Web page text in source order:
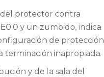
protector contra
y un zumbido, indica
de protección
inapropiada.
y de la sala del